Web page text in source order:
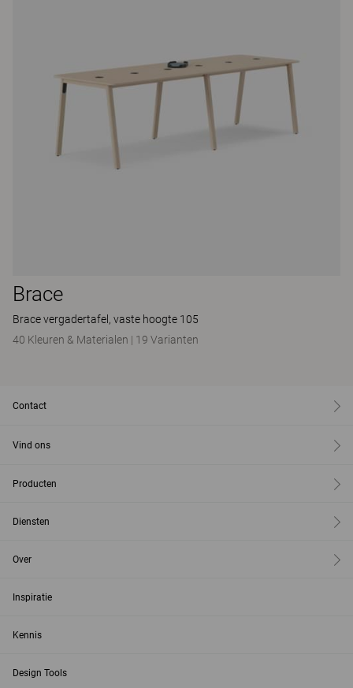
Brace
Brace vergadertafel, vaste hoogte 105
40 Kleuren & Materialen | 19 Varianten
Contact
Vind ons
Producten
Diensten
Over
Inspiratie
Kennis
Design Tools